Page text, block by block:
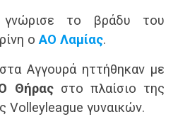
γνώρισε το βράδυ του
ο ΑΟ Λαμίας.
Αγγουρά ηττήθηκαν με
Θήραςστο πλαίσιο της
Volleyleague γυναικών.